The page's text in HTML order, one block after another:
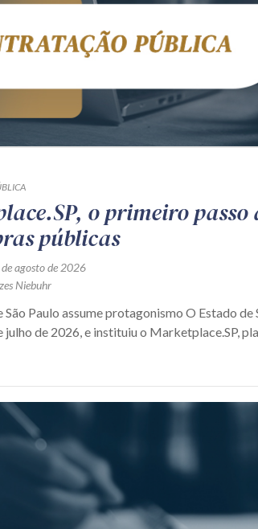
o primeiro passo
públicas
agosto de 2026
Niebuhr
São Paulo assume protagonismo O Estado
julho de 2026, e instituiu o Marketplace.SP,